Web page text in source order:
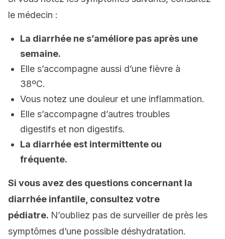
le médecin :
La diarrhée ne s’améliore pas après une
semaine.
Elle s’accompagne aussi d’une fièvre à
38ºC.
Vous notez une douleur et une inflammation.
Elle s’accompagne d’autres troubles
digestifs et non digestifs.
La diarrhée est intermittente ou
fréquente.
Si vous avez des questions concernant la
diarrhée infantile, consultez votre
pédiatre. N’oubliez pas de surveiller de près les
symptômes d’une possible déshydratation.